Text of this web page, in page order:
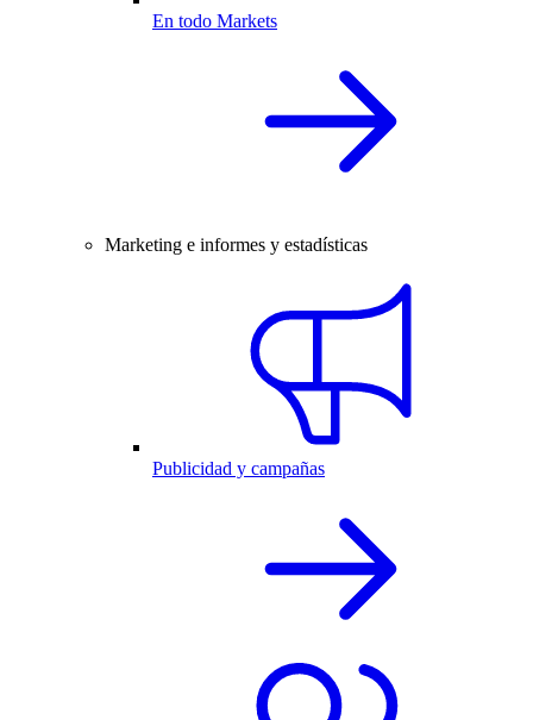
En todo Markets
Marketing e informes y estadísticas
Publicidad y campañas